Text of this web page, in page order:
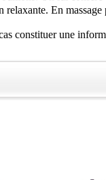
En
constituer une